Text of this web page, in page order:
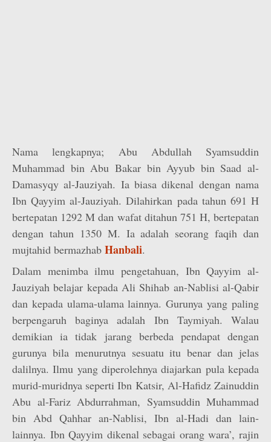
Nama lengkapnya; Abu Abdullah Syamsuddin
Muhammad bin Abu Bakar bin Ayyub bin Saad al-
Damasyqy al-Jauziyah. Ia biasa dikenal dengan nama
Ibn Qayyim al-Jauziyah. Dilahirkan pada tahun 691 H
bertepatan 1292 M dan wafat ditahun 751 H, bertepatan
dengan tahun 1350 M. Ia adalah seorang faqih dan
mujtahid bermazhab Hanbali.
Dalam menimba ilmu pengetahuan, Ibn Qayyim al-
Jauziyah belajar kepada Ali Shihab an-Nablisi al-Qabir
dan kepada ulama-ulama lainnya. Gurunya yang paling
berpengaruh baginya adalah Ibn Taymiyah. Walau
demikian ia tidak jarang berbeda pendapat dengan
gurunya bila menurutnya sesuatu itu benar dan jelas
dalilnya. Ilmu yang diperolehnya diajarkan pula kepada
murid-muridnya seperti Ibn Katsir, Al-Hafidz Zainuddin
Abu al-Fariz Abdurrahman, Syamsuddin Muhammad
bin Abd Qahhar an-Nablisi, Ibn al-Hadi dan lain-
lainnya. Ibn Qayyim dikenal sebagai orang wara’, rajin